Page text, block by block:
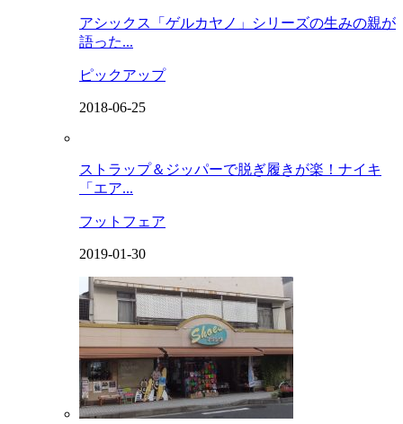
アシックス「ゲルカヤノ」シリーズの生みの親が
語った...
ピックアップ
2018-06-25
ストラップ＆ジッパーで脱ぎ履きが楽！ナイキ
「エア...
フットフェア
2019-01-30